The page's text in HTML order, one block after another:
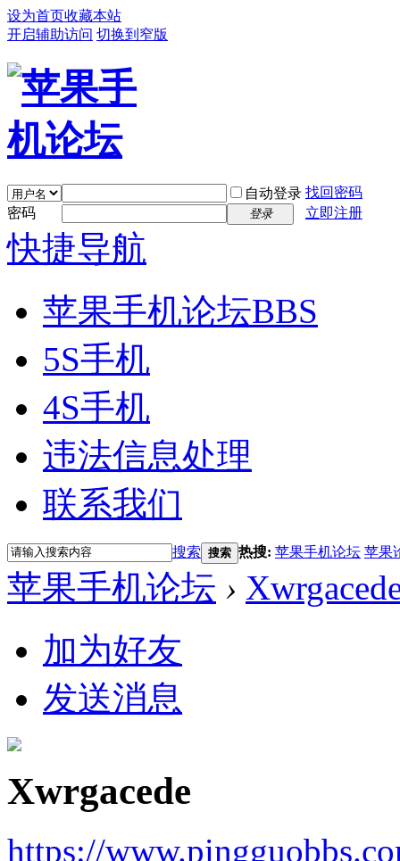
设为首页收藏本站
开启辅助访问 切换到窄版
自动登录 找回密码
密码
登录 立即注册
快捷导航
苹果手机论坛BBS
5S手机
4S手机
违法信息处理
联系我们
搜索 搜索 热搜: 苹果手机论坛 苹果
苹果手机论坛 ›
加为好友
发送消息
Xwrgacede
https://